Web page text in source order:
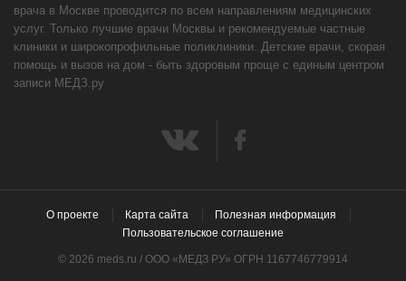
врача в Москве проводится по всем направлениям медицинских
услуг. Только лучшие врачи Москвы и рекомендуемые частные
клиники и широкопрофильные поликлиники. Детские врачи, скорая
помощь и вызов на дом - быть здоровым проще с единым центром
записи МЕДЗ.ру
О проекте Карта сайта
Полезная информация
Пользовательское соглашение
© 2026 meds.ru / ООО «МЕДЗ РУ» ОГРН 1167746779914